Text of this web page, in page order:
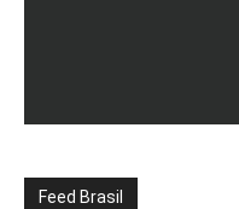
Feed Brasil